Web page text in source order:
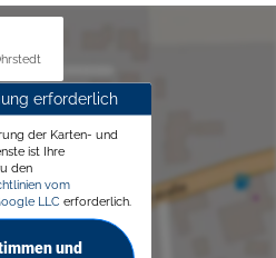
erforderlich
der Karten- und
ist Ihre
den
vom
LLC erforderlich.
und